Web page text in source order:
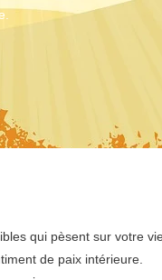
qui pèsent sur votre
de paix intérieure.